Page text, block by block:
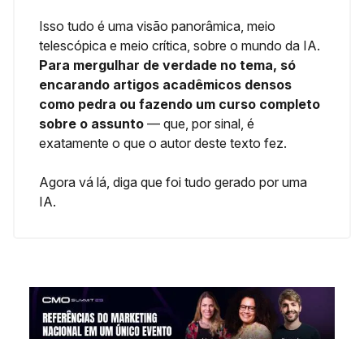
Isso tudo é uma visão panorâmica, meio
telescópica e meio crítica, sobre o mundo da IA.
Para mergulhar de verdade no tema, só
encarando artigos acadêmicos densos
como pedra ou fazendo um curso completo
sobre o assunto — que, por sinal, é
exatamente o que o autor deste texto fez.
Agora vá lá, diga que foi tudo gerado por uma
IA.